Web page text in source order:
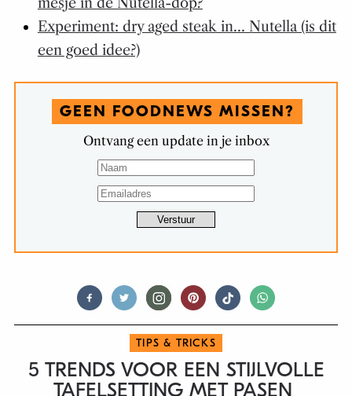
Experiment: dry aged steak in… Nutella (is dit
een goed idee?)
GEEN FOODNEWS MISSEN?
Ontvang een update in je inbox
TIPS & TRICKS
5 TRENDS VOOR EEN STIJLVOLLE
TAFELSETTING MET PASEN